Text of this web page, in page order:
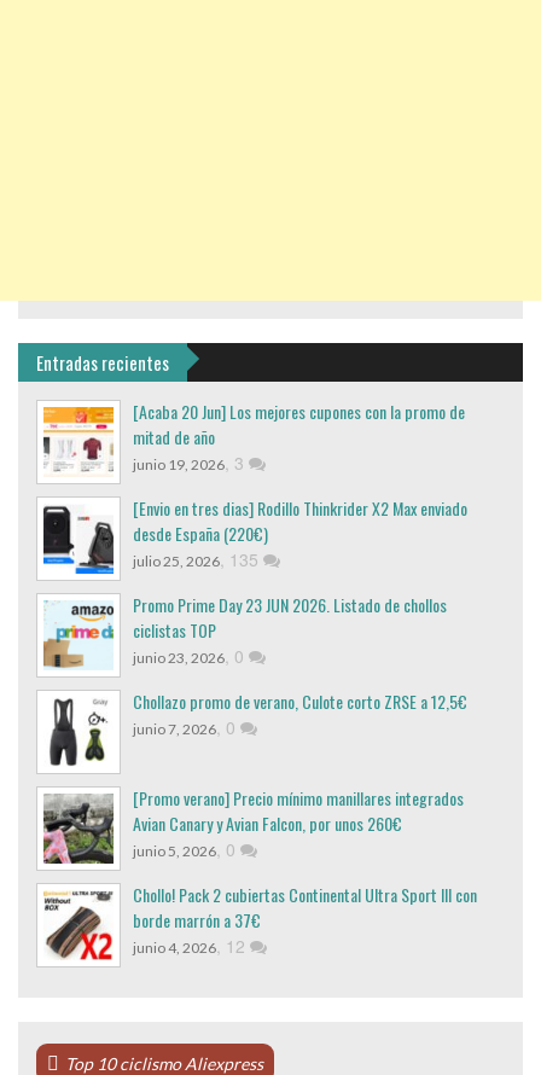
Entradas recientes
[Acaba 20 Jun] Los mejores cupones con la promo de
mitad de año
junio 19, 2026, 3
[Envio en tres dias] Rodillo Thinkrider X2 Max enviado
desde España (220€)
julio 25, 2026, 135
Promo Prime Day 23 JUN 2026. Listado de chollos
ciclistas TOP
junio 23, 2026, 0
Chollazo promo de verano, Culote corto ZRSE a 12,5€
junio 7, 2026, 0
[Promo verano] Precio mínimo manillares integrados
Avian Canary y Avian Falcon, por unos 260€
junio 5, 2026, 0
Chollo! Pack 2 cubiertas Continental Ultra Sport III con
borde marrón a 37€
junio 4, 2026, 12
Top 10 ciclismo Aliexpress